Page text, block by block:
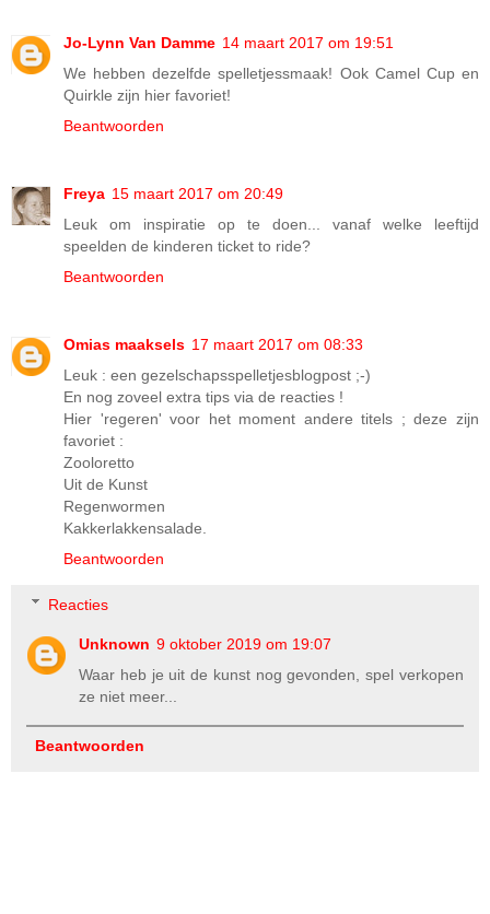
Jo-Lynn Van Damme 14 maart 2017 om 19:51
We hebben dezelfde spelletjessmaak! Ook Camel Cup en
Quirkle zijn hier favoriet!
Beantwoorden
Freya 15 maart 2017 om 20:49
Leuk om inspiratie op te doen... vanaf welke leeftijd
speelden de kinderen ticket to ride?
Beantwoorden
Omias maaksels 17 maart 2017 om 08:33
Leuk : een gezelschapsspelletjesblogpost ;-)
En nog zoveel extra tips via de reacties !
Hier 'regeren' voor het moment andere titels ; deze zijn
favoriet :
Zooloretto
Uit de Kunst
Regenwormen
Kakkerlakkensalade.
Beantwoorden
Reacties
Unknown 9 oktober 2019 om 19:07
Waar heb je uit de kunst nog gevonden, spel verkopen
ze niet meer...
Beantwoorden